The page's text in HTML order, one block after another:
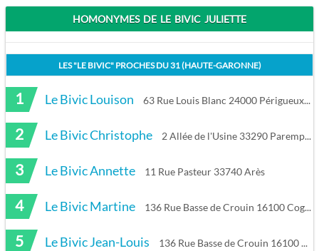
HOMONYMES DE LE BIVIC JULIETTE
LES "LE BIVIC" PROCHES DU31 (HAUTE-GARONNE)
1 Le Bivic Louison 63 Rue Louis Blanc 24000 Périgueux
2 Le Bivic Christophe 2 Allée de l'Usine 33290 Parempuyre
3 Le Bivic Annette 11 Rue Pasteur 33740 Arès
4 Le Bivic Martine 136 Rue Basse de Crouin 16100 Cognac
5 Le Bivic Jean-Louis 136 Rue Basse de Crouin 16100 Cognac